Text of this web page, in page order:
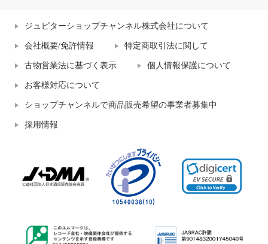
ジュピターショップチャンネル株式会社について
会社概要/免許情報 特定商取引法に関して
古物営業法に基づく表示 個人情報保護について
お客様対応について
ショップチャンネルで商品販売希望の事業者募集中
採用情報